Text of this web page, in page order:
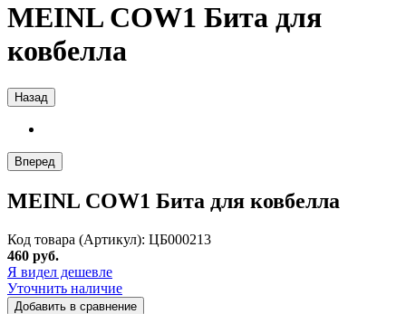
MEINL COW1 Бита для
ковбелла
Назад
Вперед
MEINL COW1 Бита для ковбелла
Код товара (Артикул): ЦБ000213
460 руб.
Я видел дешевле
Уточнить наличие
Добавить в сравнение